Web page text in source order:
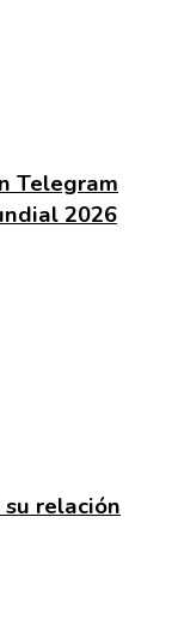
Telegram
2026
relación